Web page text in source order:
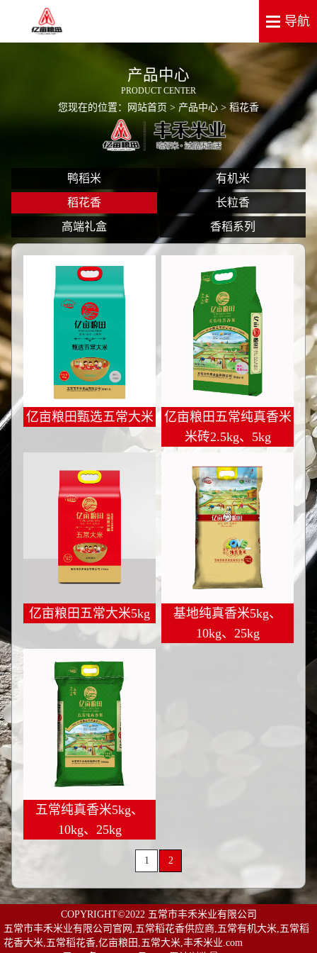
产品中心
PRODUCT CENTER
您现在的位置： 网站首页 > 产品中心 > 稻花香
鸭稻米
有机米
稻花香
长粒香
高端礼盒
香稻系列
亿亩粮田甄选五常大米
亿亩粮田五常纯真香米
米砖2.5kg、5kg
亿亩粮田五常大米5kg
基地纯真香米5kg、
10kg、25kg
五常纯真香米5kg、
10kg、25kg
1 2
COPYRIGHT©2022 五常市丰禾米业有限公司
五常市丰禾米业有限公司官网,五常稻花香供应商,五常有机大米,五常稻
花香大米,五常稻花香,亿亩粮田,五常大米,丰禾米业.com